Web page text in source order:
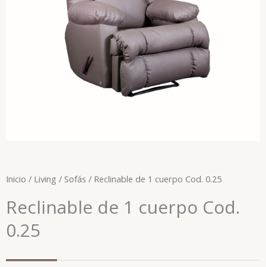
Inicio / Living / Sofás / Reclinable de 1 cuerpo Cod. 0.25
Reclinable de 1 cuerpo Cod.
0.25